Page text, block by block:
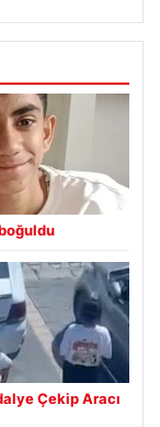
Çekip Aracı